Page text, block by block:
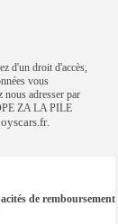
d'un droit d'accès,
vous
nous adresser par
ZA LA PILE
.
de remboursement